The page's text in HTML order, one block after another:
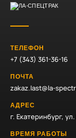
ТЕЛЕФОН
+7 (343) 361-36-16
ПОЧТА
zakaz.last@la-
АДРЕС
г. Екатеринбург,
ВРЕМЯ РАБОТЫ